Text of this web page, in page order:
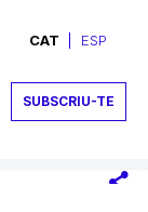
CAT ESP
SUBSCRIU-TE